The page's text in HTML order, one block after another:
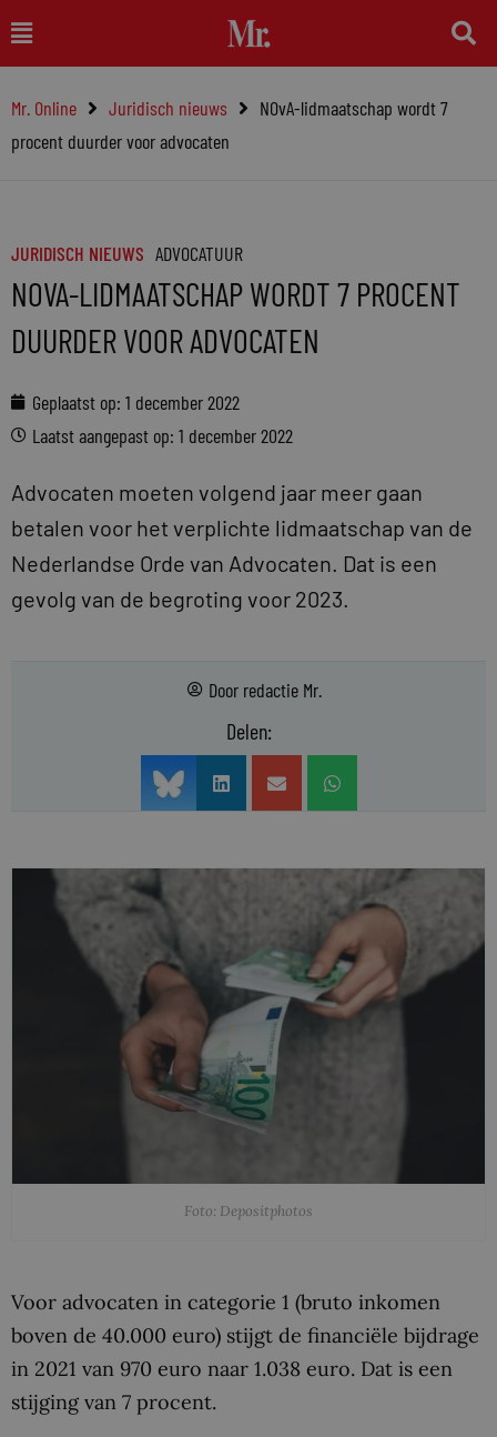
naar
inhoud
Main
Menu
Mr. Online Juridisch nieuws
NOvA-lidmaatschap wordt 7
procent duurder voor advocaten
JURIDISCH NIEUWS ADVOCATUUR
NOVA-LIDMAATSCHAP WORDT 7 PROCENT
DUURDER VOOR ADVOCATEN
Geplaatst op: 1 december 2022
Laatst aangepast op: 1 december 2022
Advocaten moeten volgend jaar meer gaan
betalen voor het verplichte lidmaatschap van de
Nederlandse Orde van Advocaten. Dat is een
gevolg van de begroting voor 2023.
Door redactie Mr.
Delen:
Foto: Depositphotos
Voor advocaten in categorie 1 (bruto inkomen
boven de 40.000 euro) stijgt de financiële bijdrage
in 2021 van 970 euro naar 1.038 euro. Dat is een
stijging van 7 procent.